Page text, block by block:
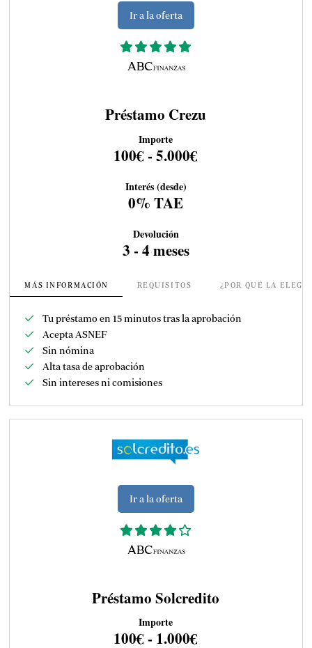
Ir a la oferta
Préstamo Crezu
Importe
100€ - 5.000€
Interés (desde)
0% TAE
Devolución
3 - 4 meses
MÁS INFORMACIÓN REQUISITOS ¿POR QUÉ LA
Tu préstamo en 15 minutos tras la aprobación
Acepta ASNEF
Sin nómina
Alta tasa de aprobación
Sin intereses ni comisiones
Ir a la oferta
Préstamo Solcredito
Importe
100€ - 1.000€